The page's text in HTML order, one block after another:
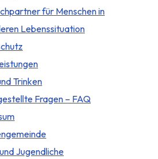
für Menschen in
Lebenssituation
Trinken
Fragen – FAQ
Jugendliche